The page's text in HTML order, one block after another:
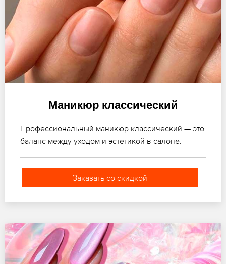
Маникюр классический
Профессиональный маникюр классический — это
баланс между уходом и эстетикой в салоне.
Заказать со скидкой